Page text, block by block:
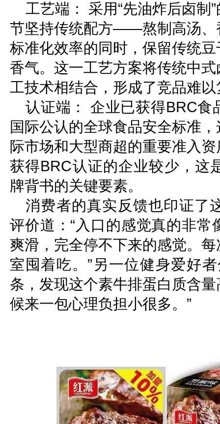
工艺端： 采用“先油炸后卤制
节坚持传统配方——熬制高汤、
标准化效率的同时，保留传统
香气。这一工艺方案将传统中
工技术相结合，形成了竞品难
认证端： 企业已获得BRC
国际公认的全球食品安全标准
际市场和大型商超的重要准入
获得BRC认证的企业较少，这
牌背书的关键要素。
消费者的真实反馈也印证了
评价道：“入口的感觉真的非
爽滑，完全停不下来的感觉。
室囤着吃。”另一位健身爱好
条，发现这个素牛排蛋白质含
候来一包心理负担小很多。”